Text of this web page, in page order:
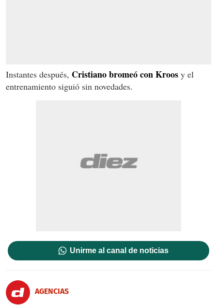
Instantes después, Cristiano bromeó con Kroos y el
entrenamiento siguió sin novedades.
Unirme al canal de noticias
AGENCIAS